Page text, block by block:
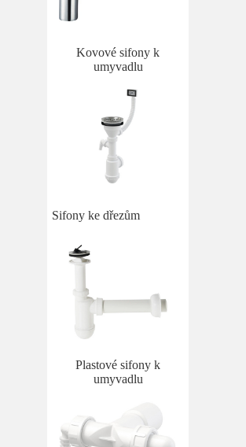
Kovové sifony k
umyvadlu
Sifony ke dřezům
Plastové sifony k
umyvadlu